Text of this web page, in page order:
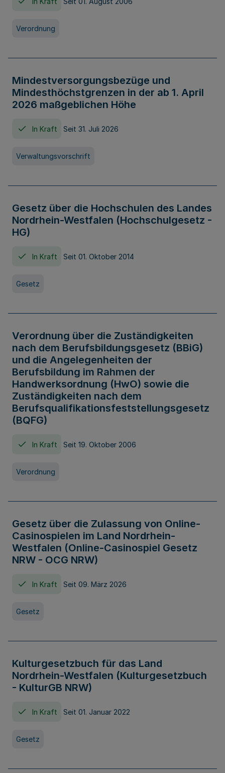
Verordnung
Mindestversorgungsbezüge und
Mindesthöchstgrenzen in der ab 1. April
2026 maßgeblichen Höhe
In Kraft Seit 31. Juli 2026
Verwaltungsvorschrift
Gesetz über die Hochschulen des Landes
Nordrhein-Westfalen (Hochschulgesetz -
HG)
In Kraft Seit 01. Oktober 2014
Gesetz
Verordnung über die Zuständigkeiten
nach dem Berufsbildungsgesetz (BBiG)
und die Angelegenheiten der
Berufsbildung im Rahmen der
Handwerksordnung (HwO) sowie die
Zuständigkeiten nach dem
Berufsqualifikationsfeststellungsgesetz
(BQFG)
In Kraft Seit 19. Oktober 2006
Verordnung
Gesetz über die Zulassung von Online-
Casinospielen im Land Nordrhein-
Westfalen (Online-Casinospiel Gesetz
NRW - OCG NRW)
In Kraft Seit 09. März 2026
Gesetz
Kulturgesetzbuch für das Land
Nordrhein-Westfalen (Kulturgesetzbuch
- KulturGB NRW)
In Kraft Seit 01. Januar 2022
Gesetz